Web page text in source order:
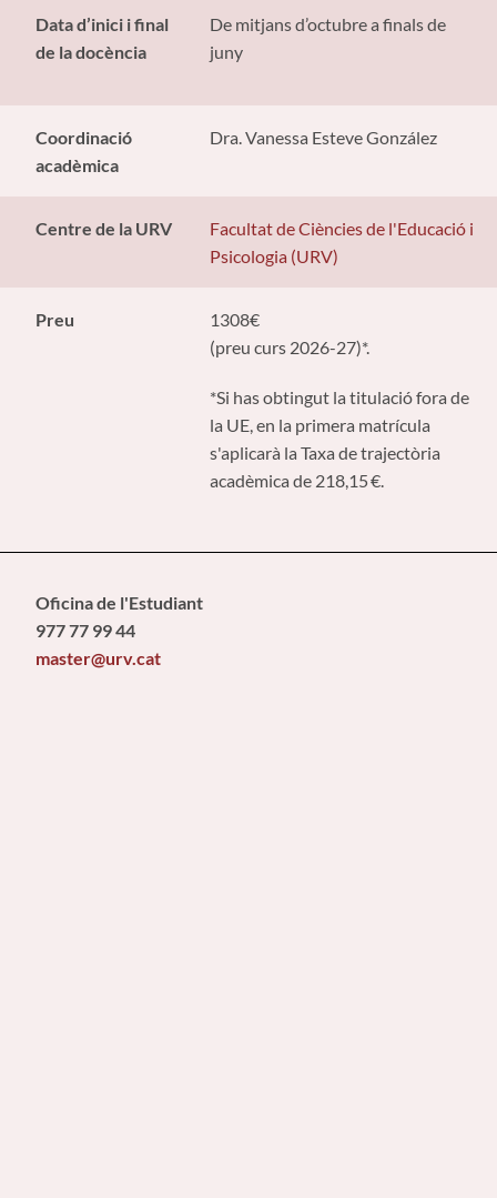
Data d’inici i final
de la docència
De mitjans d’octubre a finals de
juny
Coordinació
acadèmica
Dra. Vanessa Esteve González
Centre de la URV
Facultat de Ciències de l'Educació i
Psicologia (URV)
Preu
1308€
(preu curs 2026-27)*.
*Si has obtingut la titulació fora de
la UE, en la primera matrícula
s'aplicarà la Taxa de trajectòria
acadèmica de 218,15 €.
Oficina de l'Estudiant
977 77 99 44
master@urv.cat